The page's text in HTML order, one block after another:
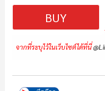
BUY
***หมายเหตุ:ท่านสามารถ
จากที่ระบุไว้ในเว็บไซต์ได้ที่นี่